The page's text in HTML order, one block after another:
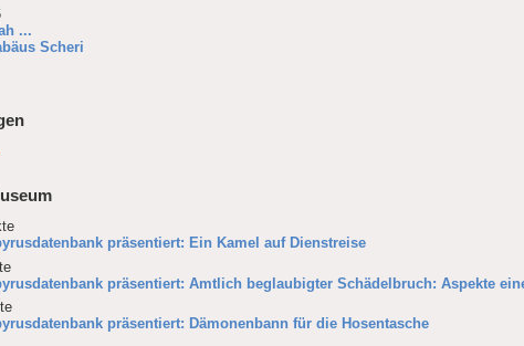
...
Scheri
präsentiert: Ein Kamel auf Dienstreise
präsentiert: Amtlich beglaubigter Schädelbruch: Aspekte
präsentiert: Dämonenbann für die Hosentasche